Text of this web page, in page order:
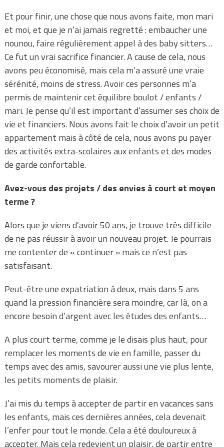
Et pour finir, une chose que nous avons faite, mon mari
et moi, et que je n’ai jamais regretté : embaucher une
nounou, faire régulièrement appel à des baby sitters…
Ce fut un vrai sacrifice financier. A cause de cela, nous
avons peu économisé, mais cela m’a assuré une vraie
sérénité, moins de stress. Avoir ces personnes m’a
permis de maintenir cet équilibre boulot / enfants /
mari. Je pense qu’il est important d’assumer ses choix de
vie et financiers. Nous avons fait le choix d’avoir un petit
appartement mais à côté de cela, nous avons pu payer
des activités extra-scolaires aux enfants et des modes
de garde confortable.
Avez-vous des projets / des envies à court et moyen
terme ?
Alors que je viens d’avoir 50 ans, je trouve très difficile
de ne pas réussir à avoir un nouveau projet. Je pourrais
me contenter de « continuer » mais ce n’est pas
satisfaisant.
Peut-être une expatriation à deux, mais dans 5 ans
quand la pression financière sera moindre, car là, on a
encore besoin d’argent avec les études des enfants…
A plus court terme, comme je le disais plus haut, pour
remplacer les moments de vie en famille, passer du
temps avec des amis, savourer aussi une vie plus lente,
les petits moments de plaisir.
J’ai mis du temps à accepter de partir en vacances sans
les enfants, mais ces dernières années, cela devenait
l’enfer pour tout le monde. Cela a été douloureux à
accepter. Mais cela redevient un plaisir, de partir entre